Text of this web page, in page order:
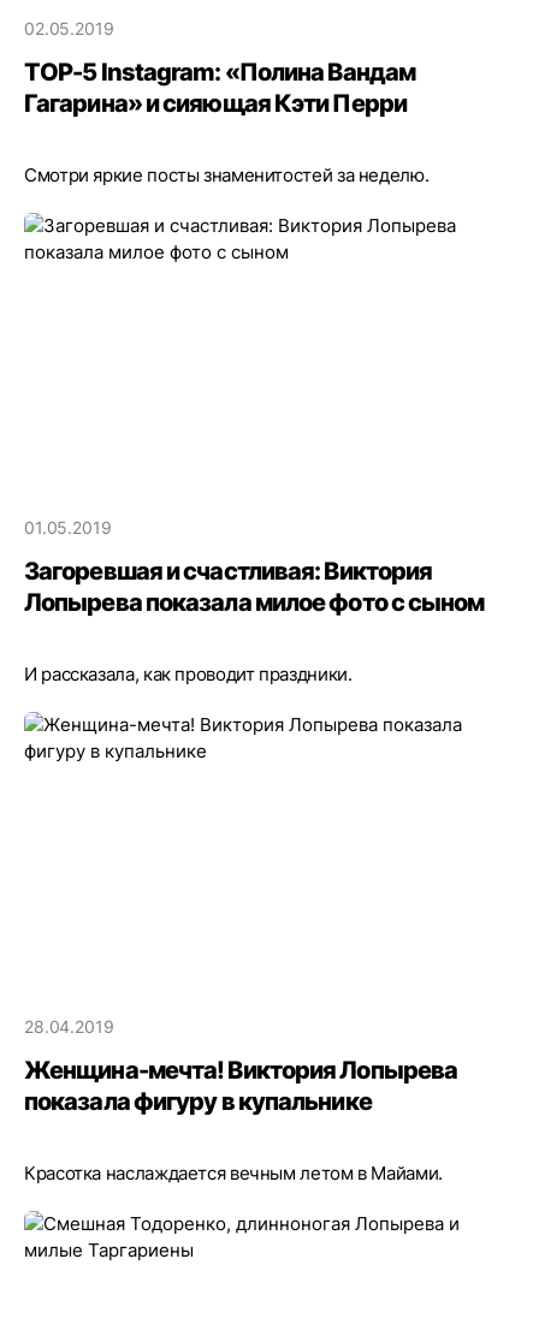
02.05.2019
ТOP-5 Instagram: «Полина Вандам
Гагарина» и сияющая Кэти Перри
Смотри яркие посты знаменитостей за неделю.
01.05.2019
Загоревшая и счастливая: Виктория
Лопырева показала милое фото с сыном
И рассказала, как проводит праздники.
28.04.2019
Женщина-мечта! Виктория Лопырева
показала фигуру в купальнике
Красотка наслаждается вечным летом в Майами.